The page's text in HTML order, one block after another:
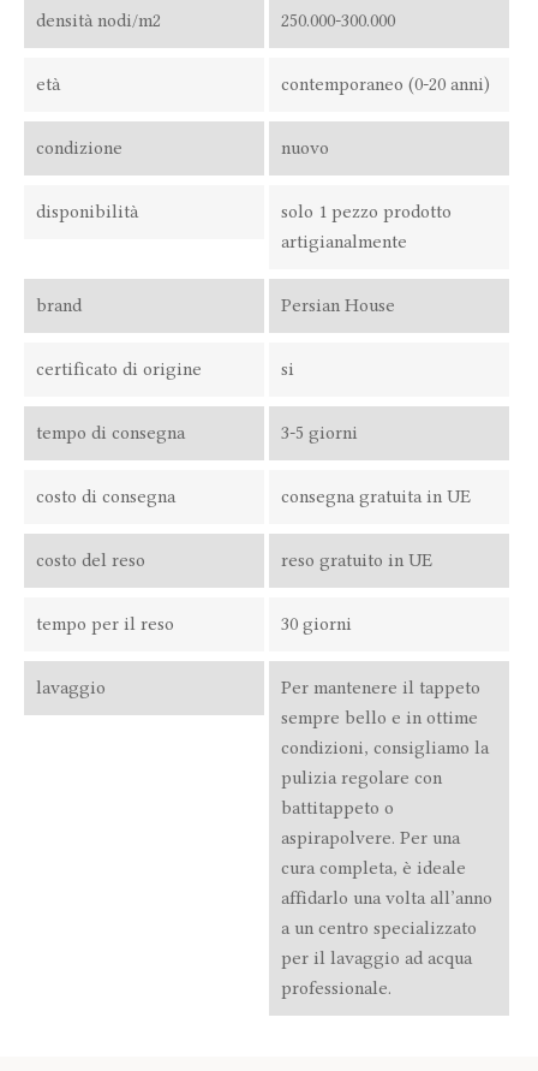
densità nodi/m2 250.000-300.000
età contemporaneo (0-20 anni)
condizione nuovo
disponibilità
solo 1 pezzo prodotto
artigianalmente
brand Persian House
certificato di origine si
tempo di consegna 3-5 giorni
costo di consegna consegna gratuita in UE
costo del reso reso gratuito in UE
tempo per il reso 30 giorni
lavaggio
Per mantenere il tappeto
sempre bello e in ottime
condizioni, consigliamo la
pulizia regolare con
battitappeto o
aspirapolvere. Per una
cura completa, è ideale
affidarlo una volta all’anno
a un centro specializzato
per il lavaggio ad acqua
professionale.